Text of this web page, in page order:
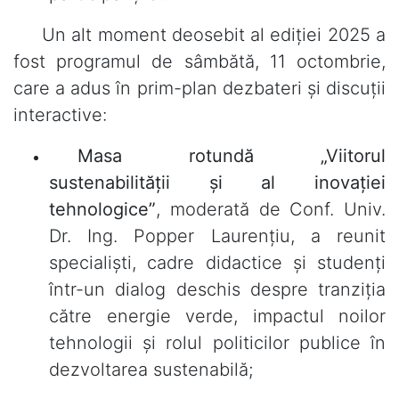
Un alt moment deosebit al ediției 2025 a
fost programul de sâmbătă, 11 octombrie,
care a adus în prim-plan dezbateri și discuții
interactive:
Masa rotundă „Viitorul
sustenabilității și al inovației
tehnologice”, moderată de Conf. Univ.
Dr. Ing. Popper Laurențiu, a reunit
specialiști, cadre didactice și studenți
într-un dialog deschis despre tranziția
către energie verde, impactul noilor
tehnologii și rolul politicilor publice în
dezvoltarea sustenabilă;